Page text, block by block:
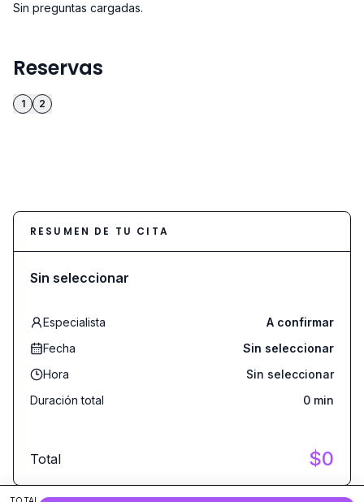
Sin preguntas cargadas.
Reservas
1 2
RESUMEN DE TU CITA
Sin seleccionar
Especialista
A confirmar
Fecha
Sin seleccionar
Hora
Sin seleccionar
Duración total
0 min
Total $0